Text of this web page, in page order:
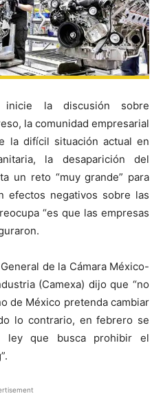
la discusión sobre
la comunidad empresarial
la difícil situación actual en
la desaparición del
un reto “muy grande” para
efectos negativos sobre las
“es que las empresas
de la Cámara México-
(Camexa) dijo que “no
de México pretenda cambiar
lo contrario, en febrero se
ley que busca prohibir el